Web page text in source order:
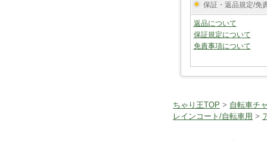
保証・返品規定/免
返品について
保証規定について
免責事項について
ちゃり王TOP > 自転車チ
レインコート/自転車用 >